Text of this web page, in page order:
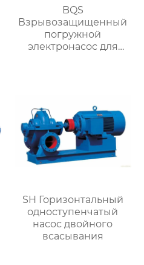
BQS
Взрывозащищенный
погружной
электронасос для
SH Горизонтальный
одноступенчатый
насос двойного
всасывания